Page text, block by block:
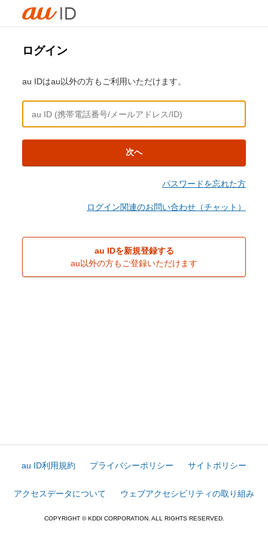
ログイン
au IDはau以外の方もご利用いただけます。
次へ
パスワードを忘れた方
ログイン関連のお問い合わせ（チャット）
au IDを新規登録する
au以外の方もご登録いただけます
au ID利用規約 プライバシーポリシー サイトポリシー
アクセスデータについて ウェブアクセシビリティの取り組み
COPYRIGHT © KDDI CORPORATION. ALL RIGHTS RESERVED.